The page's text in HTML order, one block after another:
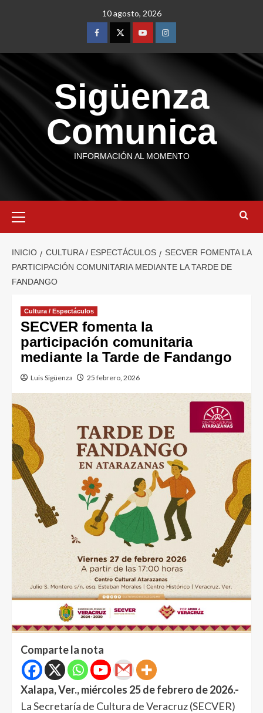
10 agosto, 2026
Sigüenza
Comunica
INFORMACIÓN AL MOMENTO
INICIO CULTURA / ESPECTÁCULOS
SECVER FOMENTA LA
PARTICIPACIÓN COMUNITARIA MEDIANTE LA TARDE DE
FANDANGO
Cultura / Espectáculos
SECVER fomenta la
participación comunitaria
mediante la Tarde de Fandango
Luis Sigüenza 25 febrero, 2026
Comparte la nota
Xalapa, Ver., miércoles 25 de febrero de 2026.-
La Secretaría de Cultura de Veracruz (SECVER)